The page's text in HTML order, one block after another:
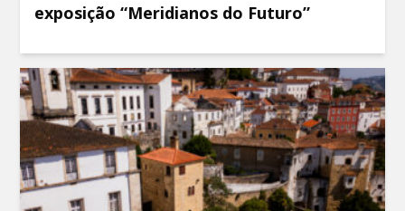
exposição “Meridianos do Futuro”